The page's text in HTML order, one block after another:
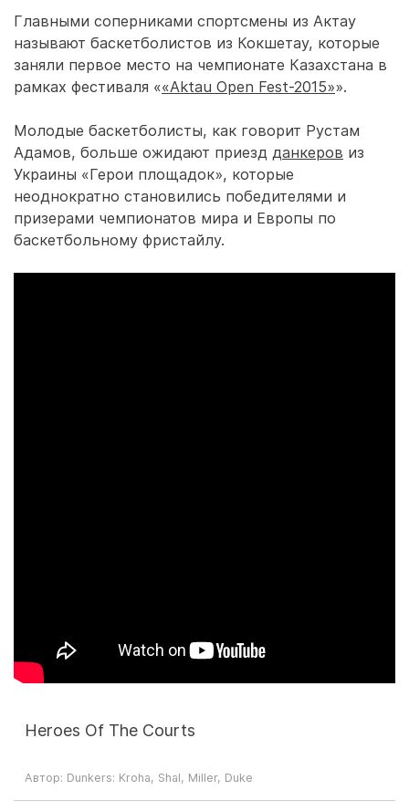
Главными соперниками спортсмены из Актау
называют баскетболистов из Кокшетау, которые
заняли первое место на чемпионате Казахстана в
рамках фестиваля ««Aktau Open Fest-2015»».
Молодые баскетболисты, как говорит Рустам
Адамов, больше ожидают приезд данкеров из
Украины «Герои площадок», которые
неоднократно становились победителями и
призерами чемпионатов мира и Европы по
баскетбольному фристайлу.
Heroes Of The Courts
Автор: Dunkers: Kroha, Shal, Miller, Duke